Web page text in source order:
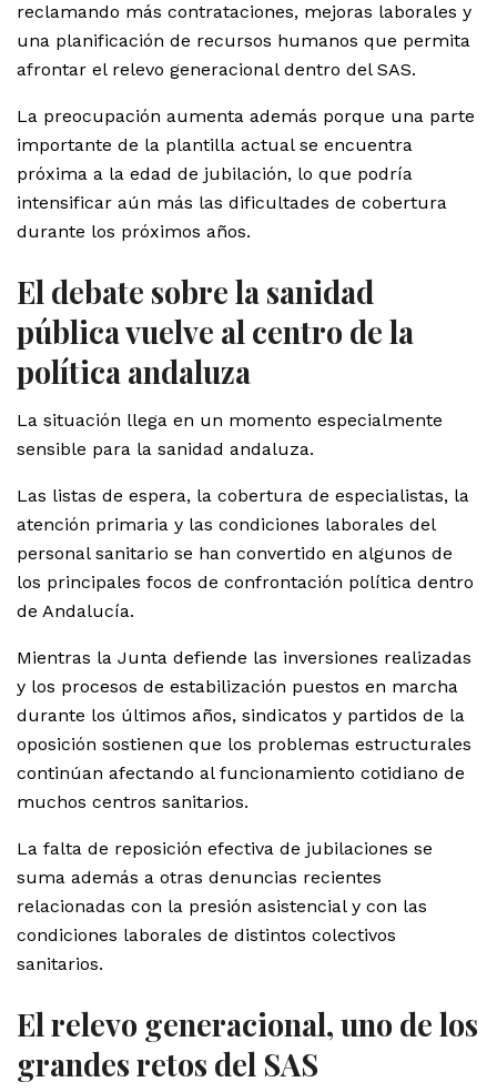
reclamando más contrataciones, mejoras laborales y
una planificación de recursos humanos que permita
afrontar el relevo generacional dentro del SAS.
La preocupación aumenta además porque una parte
importante de la plantilla actual se encuentra
próxima a la edad de jubilación, lo que podría
intensificar aún más las dificultades de cobertura
durante los próximos años.
El debate sobre la sanidad
pública vuelve al centro de la
política andaluza
La situación llega en un momento especialmente
sensible para la sanidad andaluza.
Las listas de espera, la cobertura de especialistas, la
atención primaria y las condiciones laborales del
personal sanitario se han convertido en algunos de
los principales focos de confrontación política dentro
de Andalucía.
Mientras la Junta defiende las inversiones realizadas
y los procesos de estabilización puestos en marcha
durante los últimos años, sindicatos y partidos de la
oposición sostienen que los problemas estructurales
continúan afectando al funcionamiento cotidiano de
muchos centros sanitarios.
La falta de reposición efectiva de jubilaciones se
suma además a otras denuncias recientes
relacionadas con la presión asistencial y con las
condiciones laborales de distintos colectivos
sanitarios.
El relevo generacional, uno de los
grandes retos del SAS